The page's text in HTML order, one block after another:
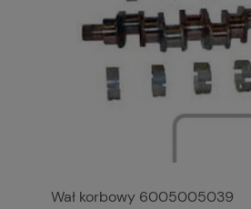
Wał korbowy 6005005039